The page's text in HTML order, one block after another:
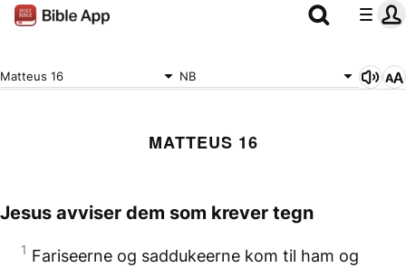
Matteus 16 NB
MATTEUS 16
Jesus avviser dem som krever tegn
1 Fariseerne og saddukeerne kom til ham og